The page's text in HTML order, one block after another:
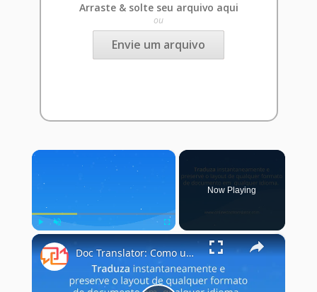
Arraste & solte seu arquivo aqui
ou
Envie um arquivo
×
Play Unmute Fullscreen
Now Playing
×
Doc Translator: Como uso o tradutor de documentos?